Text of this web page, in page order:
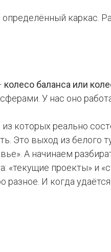
каркас.
колесо баланса или
У нас оно
которых реально
Это выход из белого
А начинаем
«текущие проекты» и
И когда